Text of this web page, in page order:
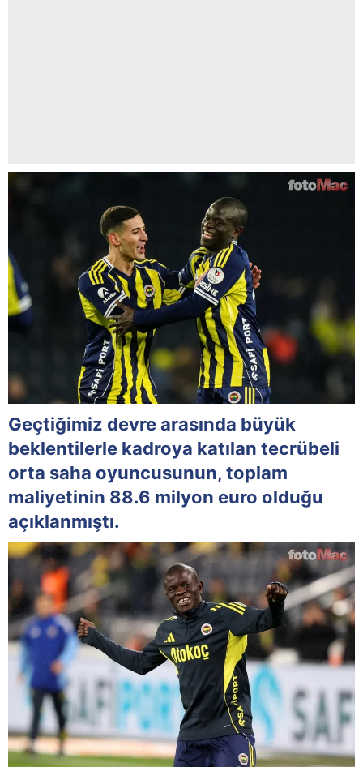
Geçtiğimiz devre arasında büyük
beklentilerle kadroya katılan tecrübeli
orta saha oyuncusunun, toplam
maliyetinin 88.6 milyon euro olduğu
açıklanmıştı.